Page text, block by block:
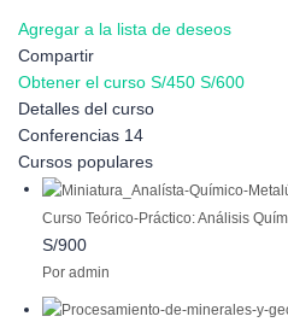
Agregar a la lista de deseos
Compartir
Obtener el curso S/450 S/600
Detalles del curso
Conferencias 14
Cursos populares
Curso Teórico-Práctico: Análisis
S/900
Por admin